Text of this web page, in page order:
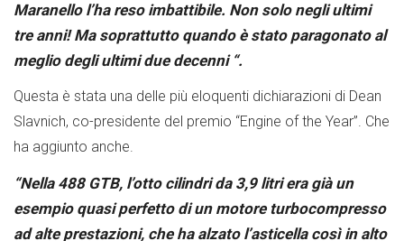
Maranello l’ha reso imbattibile. Non solo negli ultimi
tre anni! Ma soprattutto quando è stato paragonato al
meglio degli ultimi due decenni “.
Questa è stata una delle più eloquenti dichiarazioni di Dean
Slavnich, co-presidente del premio “Engine of the Year”. Che
ha aggiunto anche.
“Nella 488 GTB, l’otto cilindri da 3,9 litri era già un
esempio quasi perfetto di un motore turbocompresso
ad alte prestazioni, che ha alzato l’asticella così in alto